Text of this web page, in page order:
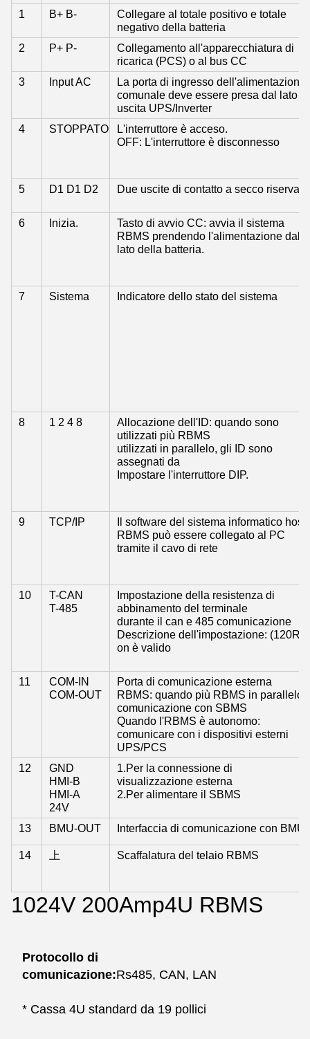
1 B+ B-
Collegare al totale positivo e totale
negativo della batteria
2
P+ P-
Collegamento all'apparecchiatura di
ricarica (PCS) o al bus CC
3
Input AC
La porta di ingresso dell'alimentazione
comunale deve essere presa dal lato di
uscita UPS/Inverter
4
STOPPATO
L'interruttore è acceso.
OFF: L'interruttore è disconnesso
5 D1 D1 D2 Due uscite di contatto a secco riservate
6 Inizia.
Tasto di avvio CC: avvia il sistema
RBMS prendendo l'alimentazione dal
lato della batteria.
7 Sistema Indicatore dello stato del sistema
8 1 2 4 8
Allocazione dell'ID: quando sono
utilizzati più RBMS
utilizzati in parallelo, gli ID sono
assegnati da
Impostare l'interruttore DIP.
9 TCP/IP
Il software del sistema informatico host
RBMS può essere collegato al PC
tramite il cavo di rete
10
T-CAN
T-485
Impostazione della resistenza di
abbinamento del terminale
durante il can e 485 comunicazione
Descrizione dell'impostazione: (120R),
on è valido
11
COM-IN
COM-OUT
Porta di comunicazione esterna
RBMS: quando più RBMS in parallelo:
comunicazione con SBMS
Quando l'RBMS è autonomo:
comunicare con i dispositivi esterni
UPS/PCS
12
GND
HMI-B
HMI-A
24V
1.Per la connessione di
visualizzazione esterna
2.Per alimentare il SBMS
13 BMU-OUT Interfaccia di comunicazione con BMU
14 上 Scaffalatura del telaio RBMS
1024V 200Amp4U RBMS
Protocollo di
comunicazione:Rs485, CAN, LAN
* Cassa 4U standard da 19 pollici